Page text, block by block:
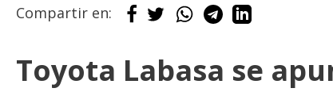
Compartir en:
Toyota Labasa se